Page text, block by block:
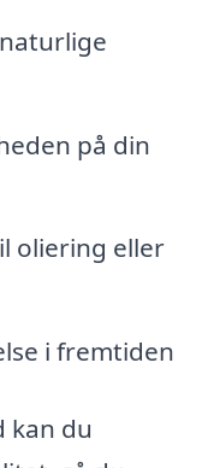
på din
oliering eller
i fremtiden
kan du